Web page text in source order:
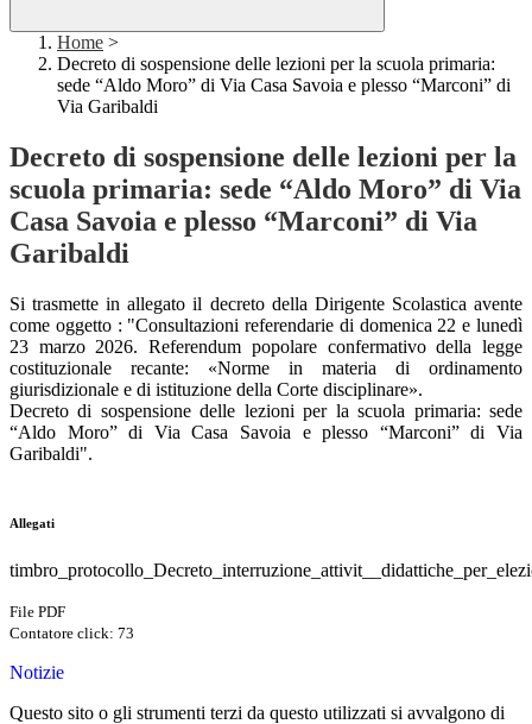
Home >
Decreto di sospensione delle lezioni per la scuola primaria:
sede “Aldo Moro” di Via Casa Savoia e plesso “Marconi” di
Via Garibaldi
Decreto di sospensione delle lezioni per la
scuola primaria: sede “Aldo Moro” di Via
Casa Savoia e plesso “Marconi” di Via
Garibaldi
Si trasmette in allegato il decreto della Dirigente Scolastica avente
come oggetto : "Consultazioni referendarie di domenica 22 e lunedì
23 marzo 2026. Referendum popolare confermativo della legge
costituzionale recante: «Norme in materia di ordinamento
giurisdizionale e di istituzione della Corte disciplinare».
Decreto di sospensione delle lezioni per la scuola primaria: sede
“Aldo Moro” di Via Casa Savoia e plesso “Marconi” di Via
Garibaldi".
Allegati
File PDF
Contatore click: 73
Notizie
Questo sito o gli strumenti terzi da questo utilizzati si avvalgono di